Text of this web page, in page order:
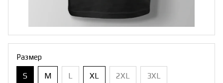
Размер
S M L XL 2XL 3XL